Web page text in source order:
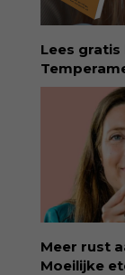
begrijpen
en
ditmar/
Lees
van
aan kennis
verkochte
bestseller,
kunnen
liefdevolle
voor
via:
id=ZcYxEBJH
Meer rust
Moeilijke